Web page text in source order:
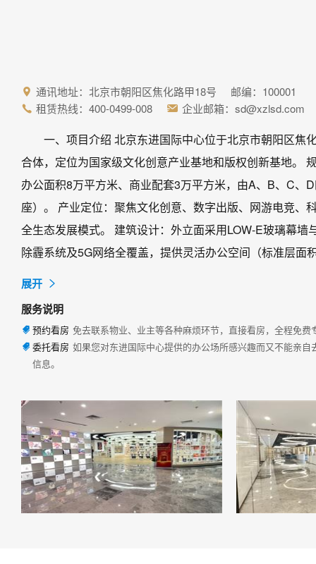
 通讯地址：北京市朝阳区焦化路甲18号 邮编：100001
 租赁热线：400-0499-008  企业邮箱：sd@xzlsd.com
一、项目介绍 北京东进国际中心位于北京市朝阳区焦
合体，定位为国家级文化创意产业基地和版权创新基地。
办公面积8万平方米、商业配套3万平方米，由A、B、C、
座）。 产业定位：聚焦文化创意、数字出版、网游电竞、
全生态发展模式。 建筑设计：外立面采用LOW-E玻璃幕
除霾系统及5G网络全覆盖，提供灵活办公空间（标准层面
展开 
服务说明
 预约看房 免去联系物业、业主等各种麻烦环节，直接看房，全程免
 委托看房 如果您对东进国际中心提供的办公场所感兴趣而又不能亲
信息。